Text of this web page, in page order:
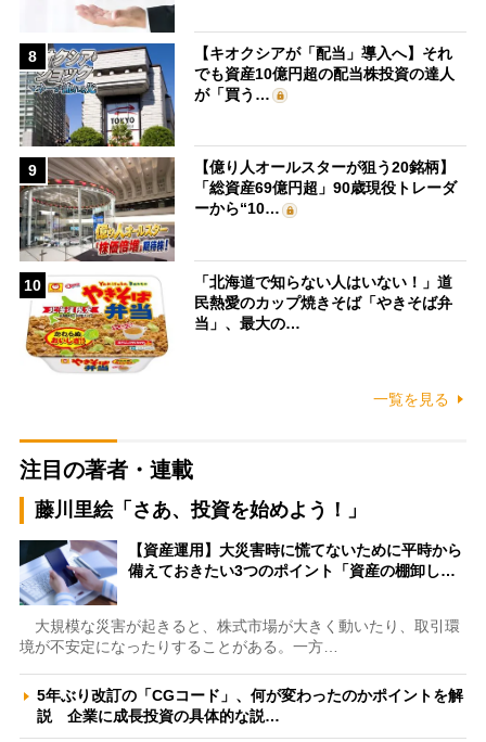
8
【キオクシアが「配当」導入へ】それ
でも資産10億円超の配当株投資の達人
が「買う…
9
【億り人オールスターが狙う20銘柄】
「総資産69億円超」90歳現役トレーダ
ーから“10…
10
「北海道で知らない人はいない！」道
民熱愛のカップ焼きそば「やきそば弁
当」、最大の…
一覧を見る
注目の著者・連載
藤川里絵「さあ、投資を始めよう！」
【資産運用】大災害時に慌てないために平時から
備えておきたい3つのポイント「資産の棚卸し…
大規模な災害が起きると、株式市場が大きく動いたり、取引環
境が不安定になったりすることがある。一方…
5年ぶり改訂の「CGコード」、何が変わったのかポイントを解
説 企業に成長投資の具体的な説…